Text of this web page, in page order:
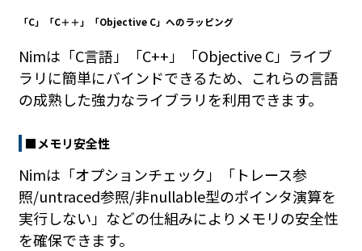
「C」「C＋＋」「Objective C」へのラッピング
Nimは「C言語」「C++」「Objective C」ライブ
ラリに簡単にバインドできるため、これらの言語
の成熟した強力なライブラリを利用できます。
■メモリ安全性
Nimは「オプションチェック」「トレース参
照/untraced参照/非nullable型のポインタ演算を
実行しない」などの仕組みによりメモリの安全性
を確保できます。